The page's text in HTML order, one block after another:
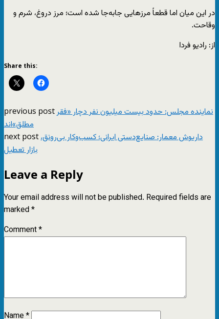
در این میان اما قطعاً مرزهایی جابه‌جا شده است؛ مرز دروغ، شرم و
وقاحت.
از: رادیو فردا
Share this:
previous postنماینده مجلس: حدود بیست میلیون نفر دچار «فقر
مطلق‌»اند
next postداریوش معمار: صنایع‌دستی ایرانی؛ کسب‌وکار بی‌رونق،
بازار تعطیل
Leave a Reply
Your email address will not be published. Required fields are
marked*
Comment*
Name*